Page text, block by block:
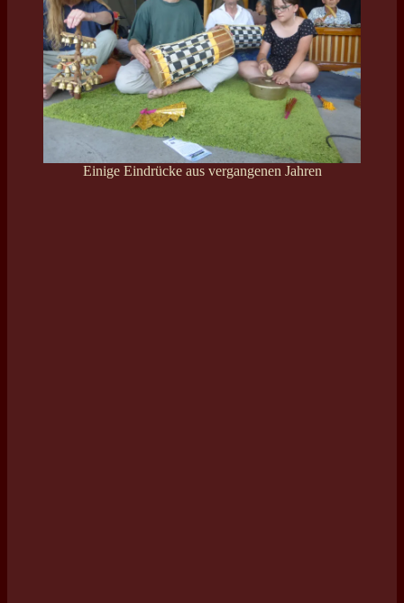
Einige Eindrücke aus vergangenen Jahren